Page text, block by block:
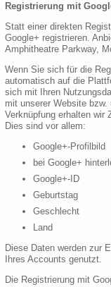
Registrierung mit
Statt einer direkten
Google+ registrieren.
Amphitheatre Parkway,
Wenn Sie sich für die
automatisch auf die
sich mit Ihren
mit unserer Website
Verknüpfung erhalten wir
Dies sind vor allem:
Google+-Profilbild
bei Google+
Google+-ID
Geburtstag
Geschlecht
Land
Diese Daten werden zur
Ihres Accounts genutzt.
Die Registrierung mit